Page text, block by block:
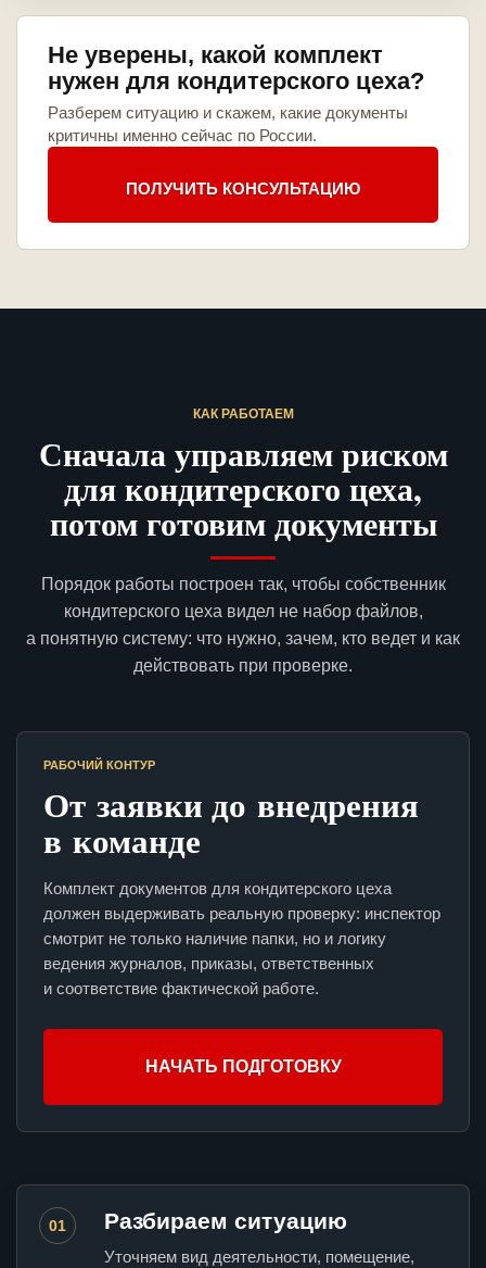
Не уверены, какой комплект
нужен для кондитерского цеха?
Разберем ситуацию и скажем, какие документы
критичны именно сейчас по России.
ПОЛУЧИТЬ КОНСУЛЬТАЦИЮ
КАК РАБОТАЕМ
Сначала управляем риском
для кондитерского цеха,
потом готовим документы
Порядок работы построен так, чтобы собственник
кондитерского цеха видел не набор файлов,
а понятную систему: что нужно, зачем, кто ведет и как
действовать при проверке.
РАБОЧИЙ КОНТУР
От заявки до внедрения
в команде
Комплект документов для кондитерского цеха
должен выдерживать реальную проверку: инспектор
смотрит не только наличие папки, но и логику
ведения журналов, приказы, ответственных
и соответствие фактической работе.
НАЧАТЬ ПОДГОТОВКУ
01 Разбираем ситуацию
Уточняем вид деятельности, помещение,